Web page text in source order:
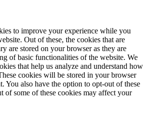
to improve your experience while you
Out of these, the cookies that are
are stored on your browser as they are
of basic functionalities of the website. We
that help us analyze and understand how
cookies will be stored in your browser
You also have the option to opt-out of these
of some of these cookies may affect your